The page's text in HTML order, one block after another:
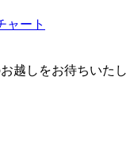
ャート
越しをお待ちいたし